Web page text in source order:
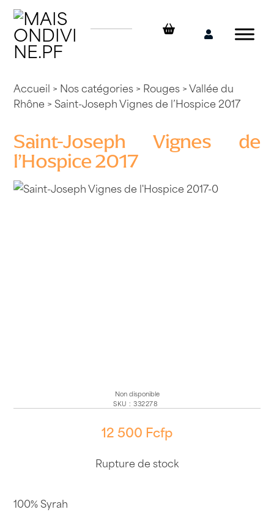
Skip
content
Mon
Accueil > Nos catégories> Rouges>Vallée du
Rhône > Saint-Joseph Vignes de l’Hospice 2017
Saint-Joseph Vignes de
l’Hospice 2017
Non disponible
SKU : 332278
12 500 Fcfp
Rupture de stock
100% Syrah